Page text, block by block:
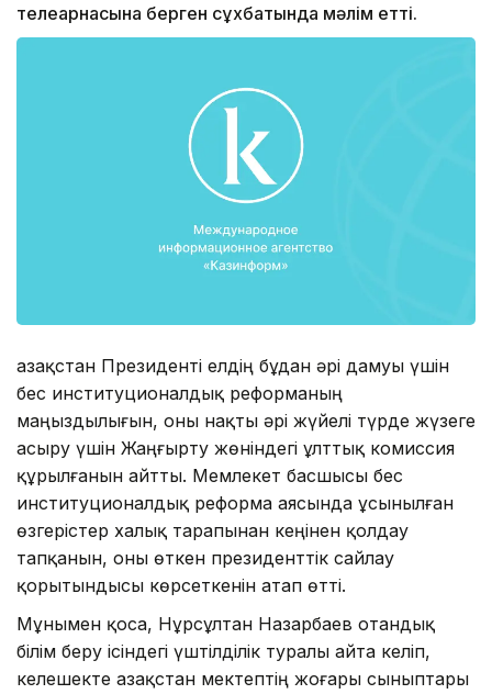
телеарнасына берген сұхбатында мәлім етті.
Қазақстан Президенті елдің бұдан әрі дамуы үшін
бес институционалдық реформаның
маңыздылығын, оны нақты әрі жүйелі түрде жүзеге
асыру үшін Жаңғырту жөніндегі ұлттық комиссия
құрылғанын айтты. Мемлекет басшысы бес
институционалдық реформа аясында ұсынылған
өзгерістер халық тарапынан кеңінен қолдау
тапқанын, оны өткен президенттік сайлау
қорытындысы көрсеткенін атап өтті.
Мұнымен қоса, Нұрсұлтан Назарбаев отандық
білім беру ісіндегі үштілділік туралы айта келіп,
келешекте Қазақстан мектептің жоғары сыныптары